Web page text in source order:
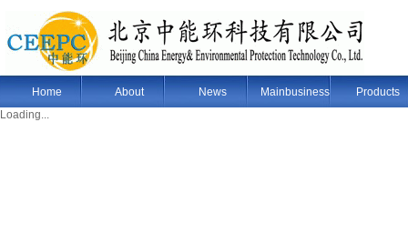
Home About News Mainbusiness
Products
Loading...